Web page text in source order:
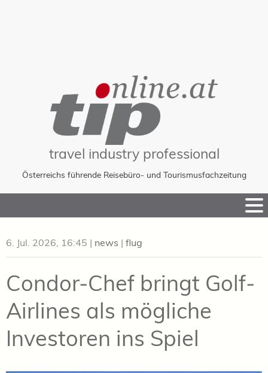
travel industry professional
Österreichs führende Reisebüro- und Tourismusfachzeitung
to
6. Jul. 2026, 16:45 | news | flug
Condor-Chef bringt Golf-
Airlines als mögliche
Investoren ins Spiel